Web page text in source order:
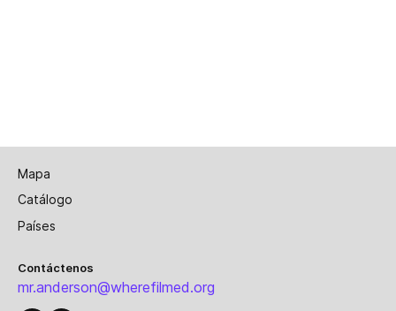
Mapa
Catálogo
Países
Contáctenos
mr.anderson@wherefilmed.org